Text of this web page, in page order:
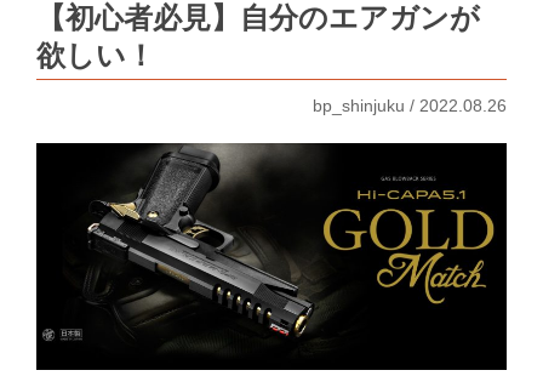
【初心者必見】自分のエアガンが
欲しい！
bp_shinjuku / 2022.08.26